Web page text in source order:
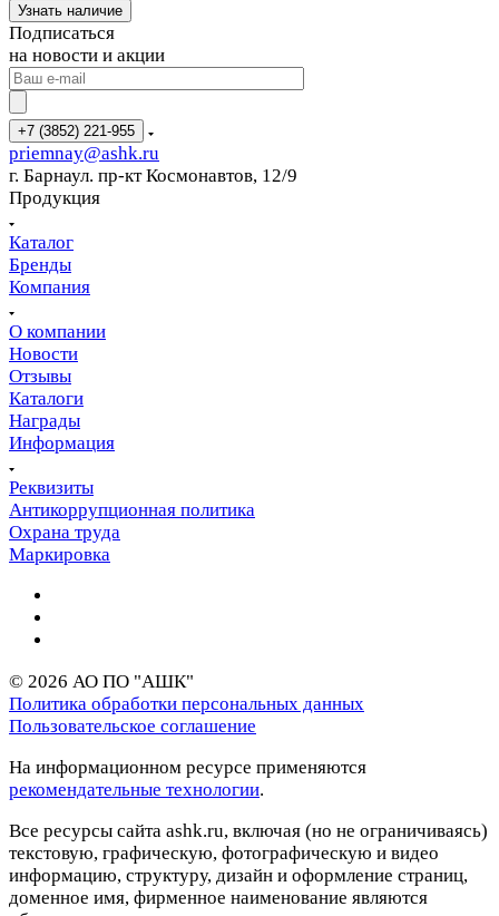
Узнать наличие
Подписаться
на новости и акции
+7 (3852) 221-955
priemnay@ashk.ru
г. Барнаул. пр-кт Космонавтов, 12/9
Продукция
Каталог
Бренды
Компания
О компании
Новости
Отзывы
Каталоги
Награды
Информация
Реквизиты
Антикоррупционная политика
Охрана труда
Маркировка
© 2026 АО ПО "АШК"
Политика обработки персональных данных
Пользовательское соглашение
На информационном ресурсе применяются
рекомендательные технологии.
Все ресурсы сайта ashk.ru, включая (но не ограничиваясь)
текстовую, графическую, фотографическую и видео
информацию, структуру, дизайн и оформление страниц,
доменное имя, фирменное наименование являются